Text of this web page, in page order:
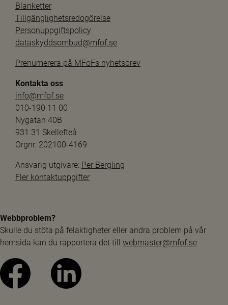
Blanketter
Tillgänglighetsredogörelse
Personuppgiftspolicy
dataskyddsombud@mfof.se
Prenumerera på MFoFs nyhetsbrev
Kontakta oss
info@mfof.se
010-190 11 00
Nygatan 40B
931 31 Skellefteå
Orgnr: 202100-4169
Ansvarig utgivare: Per Bergling
Fler kontaktuppgifter
Webbproblem?
Skulle du stöta på felaktigheter eller andra problem på vår
hemsida kan du rapportera det till webmaster@mfof.se